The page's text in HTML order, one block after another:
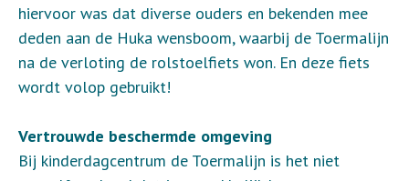
hiervoor was dat diverse ouders en bekenden mee
deden aan de Huka wensboom, waarbij de Toermalijn
na de verloting de rolstoelfiets won. En deze fiets
wordt volop gebruikt!
Vertrouwde beschermde omgeving
Bij kinderdagcentrum de Toermalijn is het niet